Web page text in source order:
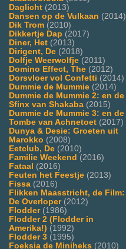
Daglicht (2013)
Dansen op de Vulkaan (2014)
Dik Trom (2010)
Dikkertje Dap (2017)
Diner, Het (2013)
Dirigent, De (2018)
Dolfje Weerwolfje (2011)
Domino Effect, The (2012)
Dorsvloer vol Confetti (2014)
Dummie de Mummie (2014)
Dummie de Mummie 2: en de
Sfinx van Shakaba (2015)
Dummie de Mummie 3: en de
Tombe van Achnetoet (2017)
Dunya & Desie: Groeten uit
Marokko (2008)
Eetclub, De (2010)
Familie Weekend (2016)
Fataal (2016)
Feuten het Feestje (2013)
Fissa (2016)
Flikken Maasstricht, de Film:
De Overloper(2012)
Flodder(1986)
Flodder 2 (Flodder in
Amerika!) (1992)
Flodder 3 (1995)
Foeksia de Miniheks (2010)